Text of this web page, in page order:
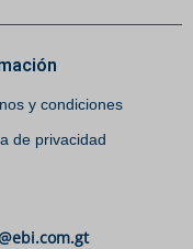
y condiciones
de privacidad